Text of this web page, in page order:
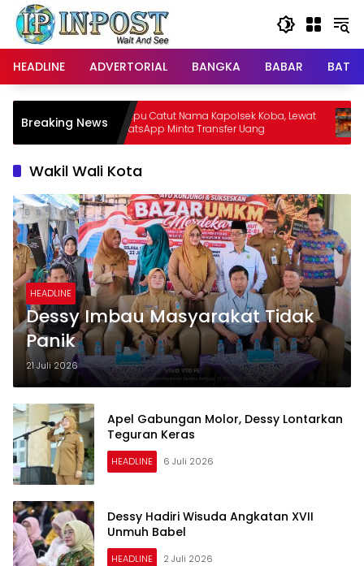
Langsung
konten
HEADLINE
ADVERTORIAL BANGKA BABAR
Breaking News
Penipu Catut Nama Kapolsek Koba, Lewat
WhatsApp Minta Transfer Uang
Corporate
Wakil Wali Kota
HEADLINE
Dessy Imbau Masyarakat Tidak
Panik
21 Juli 2026
Apel Gabungan Molor, Dessy Lontarkan
Teguran Keras
HEADLINE 6 Juli 2026
Dessy Hadiri Wisuda Angkatan XVII
Unmuh Babel
HEADLINE 2 Juli 2026